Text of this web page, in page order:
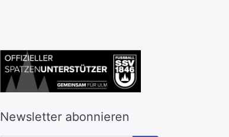
Newsletter abonnieren